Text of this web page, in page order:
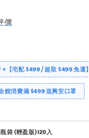
價
+【宅配 $499 / 超取 $499 免運】
館消費滿 $499 送興安口罩